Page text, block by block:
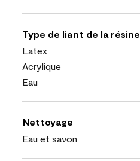
Type de liant de la résine
Latex
Acrylique
Eau
Nettoyage
Eau et savon